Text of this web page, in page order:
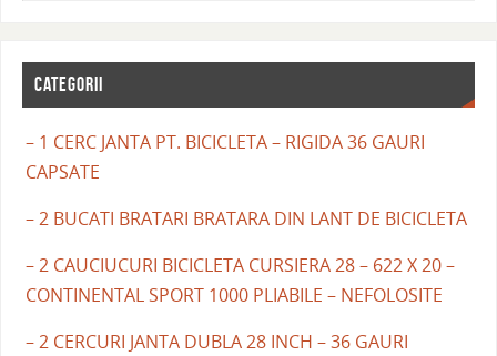
CATEGORII
– 1 CERC JANTA PT. BICICLETA – RIGIDA 36 GAURI
CAPSATE
– 2 BUCATI BRATARI BRATARA DIN LANT DE BICICLETA
– 2 CAUCIUCURI BICICLETA CURSIERA 28 – 622 X 20 –
CONTINENTAL SPORT 1000 PLIABILE – NEFOLOSITE
– 2 CERCURI JANTA DUBLA 28 INCH – 36 GAURI